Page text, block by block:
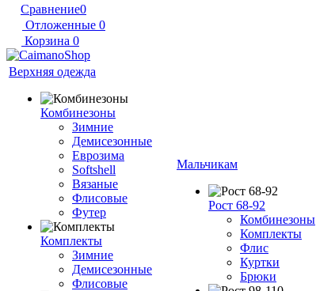
Сравнение0
Отложенные 0
Корзина 0
Верхняя одежда
Комбинезоны
Зимние
Демисезонные
Еврозима
Softshell
Вязаные
Флисовые
Футер
Комплекты
Зимние
Демисезонные
Флисовые
Мальчикам
Рост 68-92
Комбинезоны
Комплекты
Флис
Куртки
Брюки